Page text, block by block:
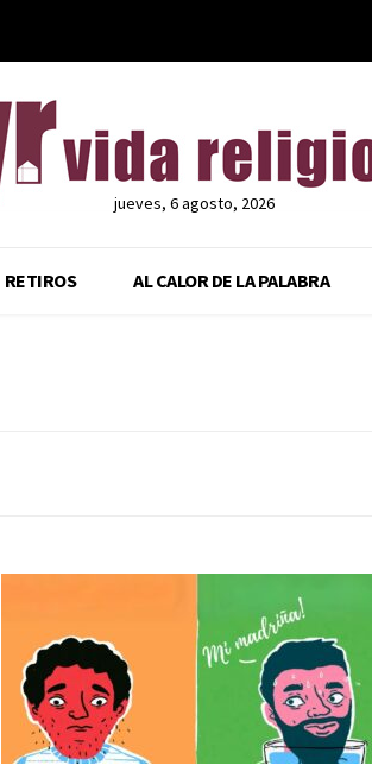
jueves, 6 agosto, 2026
RETIROS AL CALOR DE LA PALABRA